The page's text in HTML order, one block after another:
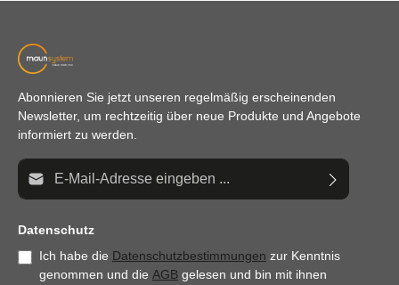
Abonnieren Sie jetzt unseren regelmäßig erscheinenden
Newsletter, um rechtzeitig über neue Produkte und Angebote
informiert zu werden.
E-Mail-Adresse*
Datenschutz
Ich habe die Datenschutzbestimmungen zur Kenntnis
genommen und die AGB gelesen und bin mit ihnen